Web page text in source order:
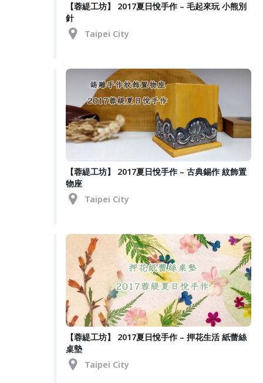
【蓉緹工坊】 2017夏日悅手作 – 毛起來玩 小熊別
針
Taipei City
【蓉緹工坊】 2017夏日悅手作 – 古典錫作 紋飾置
物座
Taipei City
【蓉緹工坊】 2017夏日悅手作 – 押花生活 紙蕾絲
桌墊
Taipei City